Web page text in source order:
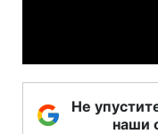
Не
наши